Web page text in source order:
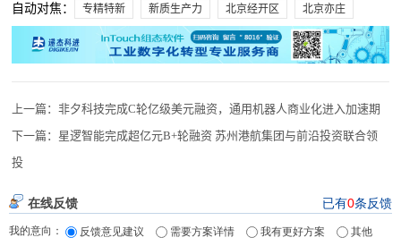
自动对焦： 专精特新 新质生产力 北京经开区 北京亦庄
上一篇：非夕科技完成C轮亿级美元融资，通用机器人商业化进入加速期
下一篇： 星逻智能完成超亿元B+轮融资 苏州港航集团与前沿投资联合领
投